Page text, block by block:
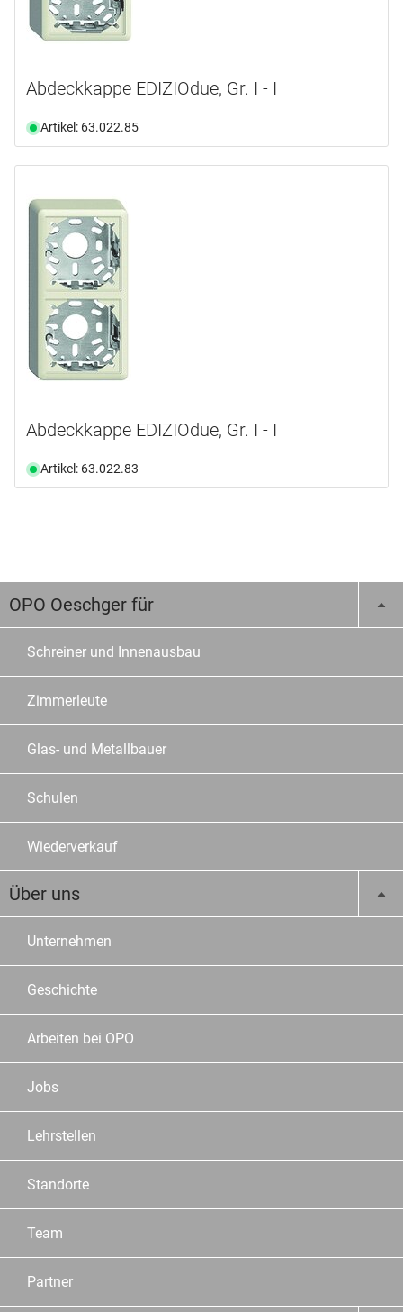
Abdeckkappe EDIZIOdue, Gr. I - I
Artikel: 63.022.85
Abdeckkappe EDIZIOdue, Gr. I - I
Artikel: 63.022.83
OPO Oeschger für
Schreiner und Innenausbau
Zimmerleute
Glas- und Metallbauer
Schulen
Wiederverkauf
Über uns
Unternehmen
Geschichte
Arbeiten bei OPO
Jobs
Lehrstellen
Standorte
Team
Partner